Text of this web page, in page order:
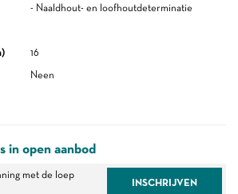
- Naaldhout- en loofhoutdeterminatie
16
Neen
in open aanbod
met de loep
INSCHRIJVEN